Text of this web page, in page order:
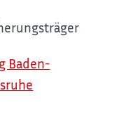
Baden-